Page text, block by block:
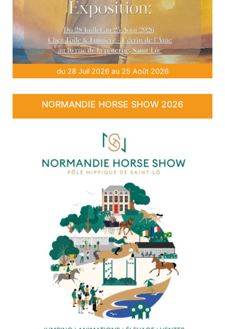
du 28 Juil 2026 au 25 Août 2026
NORMANDIE HORSE SHOW 2026